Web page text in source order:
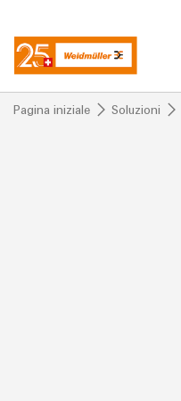
Pagina iniziale Soluzioni